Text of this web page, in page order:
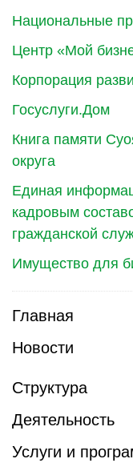
Национальные
Центр «Мой
Корпорация
Госуслуги.Дом
Книга памяти
округа
Единая
кадровым
гражданской
Имущество для
Главная
Новости
Структура
Деятельность
Услуги и